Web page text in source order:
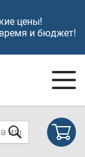
цены!
и бюджет!